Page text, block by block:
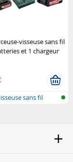
visseuse sans fil
et 1 chargeur
sans fil